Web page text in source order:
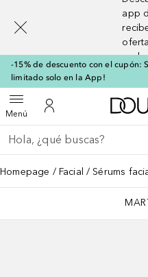
app
-15% de descuento con el cupón:
limitado solo en la App!
MenúAbrir menúMi cuenta
Regresar
Ejecutar búsqueda
Homepage Facial Sérums
[navigation.slideout.screenreader]